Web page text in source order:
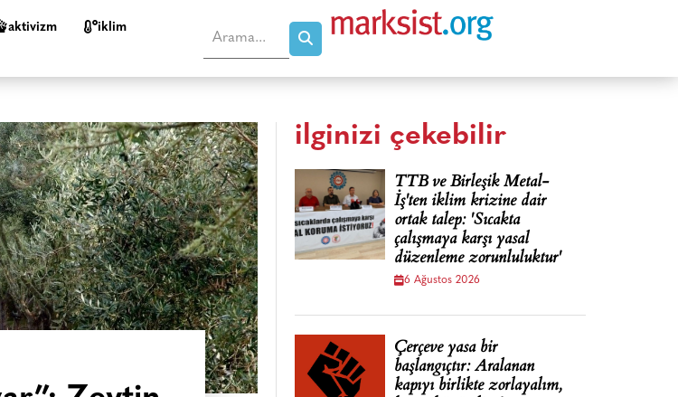
aktivizm i̇klim
ilginizi çekebilir
TTB ve Birleşik Metal-
İş'ten iklim krizine dair
ortak talep: 'Sıcakta
çalışmaya karşı yasal
düzenleme zorunluluktur'
6 Ağustos 2026
Çerçeve yasa bir
başlangıçtır: Aralanan
kapıyı birlikte zorlayalım,